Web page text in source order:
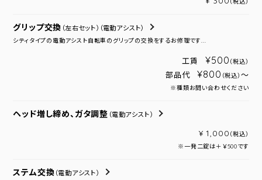
グリップ交換 （左右セット） （電動アシスト）
シティタイプの電動アシスト自転車のグリップの交換をするお修理です...
工賃 ¥500 （税込）
部品代 ¥800 （税込） ～
※種類お問い合わせください
ヘッド増し締め、ガタ調整 （電動アシスト）
¥ 1,000 （税込）
※一発二錠は＋￥500です
ステム交換 （電動アシスト）